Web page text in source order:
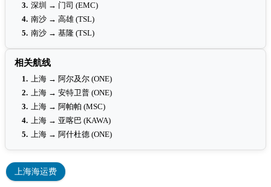
3. 深圳 → 门司 (EMC)
4. 南沙 → 高雄 (TSL)
5. 南沙 → 基隆 (TSL)
相关航线
1. 上海 → 阿尔及尔 (ONE)
2. 上海 → 安特卫普 (ONE)
3. 上海 → 阿帕帕 (MSC)
4. 上海 → 亚喀巴 (KAWA)
5. 上海 → 阿什杜德 (ONE)
上海海运费